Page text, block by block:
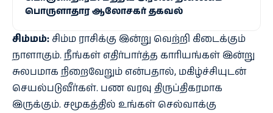
பொருளாதார ஆலோசகர் தகவல்
சிம்மம்: சிம்ம ராசிக்கு இன்று வெற்றி கிடைக்கும்
நாளாகும். நீங்கள் எதிர்பார்த்த காரியங்கள் இன்று
சுலபமாக நிறைவேறும் என்பதால், மகிழ்ச்சியுடன்
செயல்படுவீர்கள். பண வரவு திருப்திகரமாக
இருக்கும். சமூகத்தில் உங்கள் செல்வாக்கு